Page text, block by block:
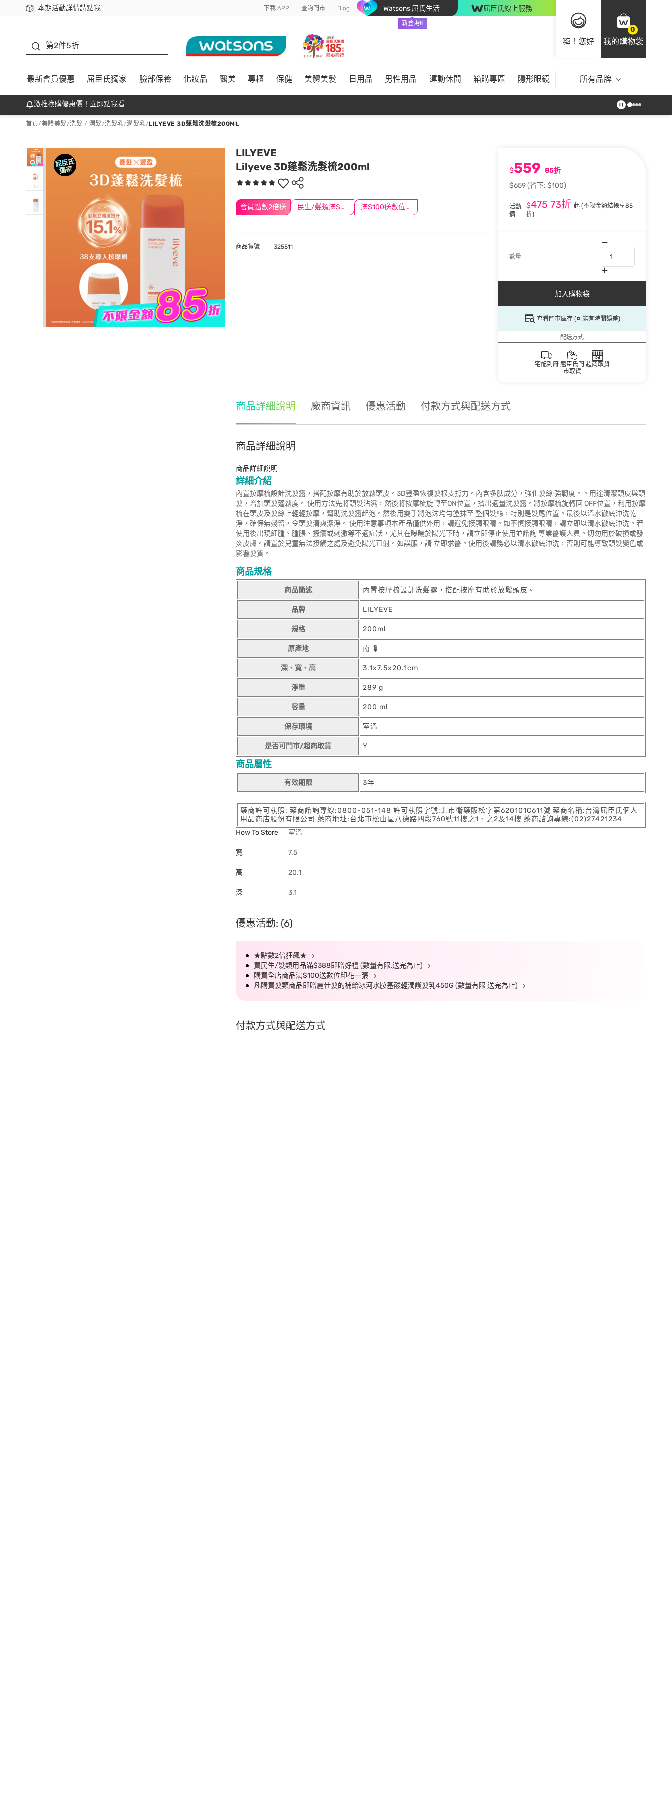
本期活動詳情請點我
下載app最高回饋$350 下載 APP 查詢門市 Blog Watsons 屈氏生活
新登場!!
屈臣氏線上服務
嗨！您好
0
我的購物袋
第2件5折
最新會員優惠 屈臣氏獨家 臉部保養 化妝品 醫美 專櫃 保健 美體美髮 日用品 男性用品 運動休閒 箱購專區 隱形眼鏡 所有品牌
激推換購優惠價！立即點我看
首頁/美體美髮/洗髮 / 潤髮/洗髮乳/潤髮乳/LILYEVE 3D蓬鬆洗髮梳200ML
LILYEVE
Lilyeve 3D蓬鬆洗髮梳200ml
會員點數2倍送 民生/髮類滿$388送舒潔冰巾 滿$100送數位印花
$559 85折
$659(省下: $100)
活動
價
$475 73折起(不限金額結帳享85
折)
數量
加入購物袋
查看門市庫存 (可能有時間誤差)
配送方式
宅配到府 屈臣氏門
市取貨
超商取貨
商品貨號 325511
商品詳細說明 廠商資訊 優惠活動 付款方式與配送方式
商品詳細說明
商品詳細說明
詳細介紹
內置按摩梳設計洗髮露，搭配按摩有助於放鬆頭皮。3D豐盈恢復髮根支撐力。內含多肽成分，強化髮絲 強韌度。。用途清潔頭皮與頭
髮，增加頭髮蓬鬆度。 使用方法先將頭髮沾濕，然後將按摩梳旋轉至ON位置，擠出適量洗髮露。將按摩梳旋轉回 OFF位置，利用按摩
梳在頭皮及髮絲上輕輕按摩，幫助洗髮露起泡。然後用雙手將泡沫均勻塗抹至 整個髮絲，特別是髮尾位置。最後以溫水徹底沖洗乾
淨，確保無殘留，令頭髮清爽潔淨。 使用注意事項本產品僅供外用，請避免接觸眼睛。如不慎接觸眼睛，請立即以清水徹底沖洗。若
使用後出現紅腫、腫脹、搔癢或刺激等不適症狀，尤其在曝曬於陽光下時，請立即停止使用並諮詢 專業醫護人員。切勿用於破損或發
炎皮膚。請置於兒童無法接觸之處及避免陽光直射。如誤服，請 立即求醫。使用後請務必以清水徹底沖洗，否則可能導致頭髮變色或
影響髮質。
商品規格
商品簡述 內置按摩梳設計洗髮露，搭配按摩有助於放鬆頭皮。
品牌 LILYEVE
規格 200ml
原產地 南韓
深、寬、高 3.1x7.5x20.1cm
淨重 289 g
容量 200 ml
保存環境 室溫
是否可門市/超商取貨 Y
商品屬性
有效期限 3年
藥商許可執照: 藥商諮詢專線:0800-051-148 許可執照字號:北市衛藥販松字第620101C611號 藥商名稱:台灣屈臣氏個人
用品商店股份有限公司 藥商地址:台北市松山區八德路四段760號11樓之1、之2及14樓 藥商諮詢專線:(02)27421234
How To Store
室溫
寬 7.5
高 20.1
深 3.1
優惠活動: (6)
★點數2倍狂飆★
買民生/髮類用品滿$388即贈好禮 (數量有限,送完為止)
購買全店商品滿$100送數位印花一張
凡購買髮類商品即贈麗仕髮的補給冰河水胺基酸輕潤護髮乳450G (數量有限 送完為止)
付款方式與配送方式